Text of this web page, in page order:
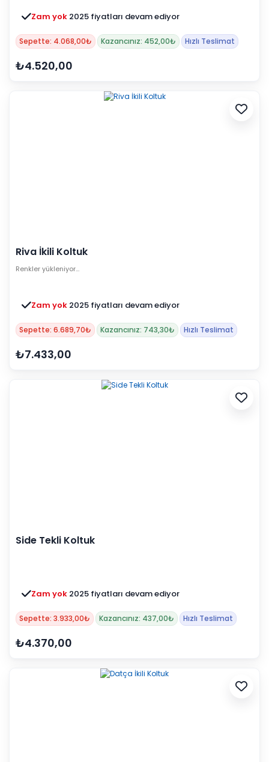
Zam yok 2025 fiyatları devam ediyor
Sepette: 4.068,00₺ Kazancınız: 452,00₺ Hızlı Teslimat
₺4.520,00
Riva İkili Koltuk
Renkler yükleniyor…
Zam yok 2025 fiyatları devam ediyor
Sepette: 6.689,70₺ Kazancınız: 743,30₺ Hızlı Teslimat
₺7.433,00
Side Tekli Koltuk
Zam yok 2025 fiyatları devam ediyor
Sepette: 3.933,00₺ Kazancınız: 437,00₺ Hızlı Teslimat
₺4.370,00